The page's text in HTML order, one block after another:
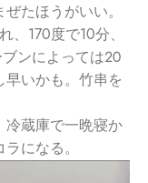
たほうがいい。
170度で10分、
ンによっては２０
いかも。竹串を
冷蔵庫で一晩寝か
になる。